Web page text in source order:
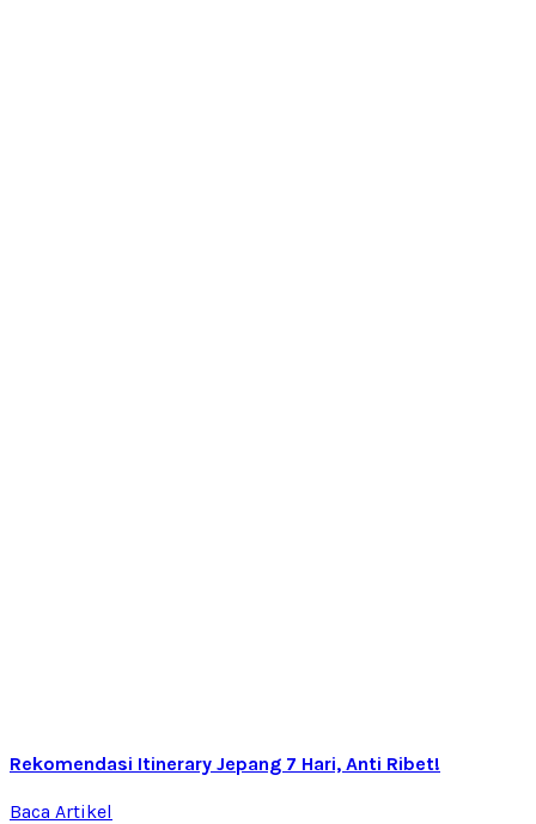
Rekomendasi Itinerary Jepang 7 Hari, Anti Ribet!
Baca Artikel